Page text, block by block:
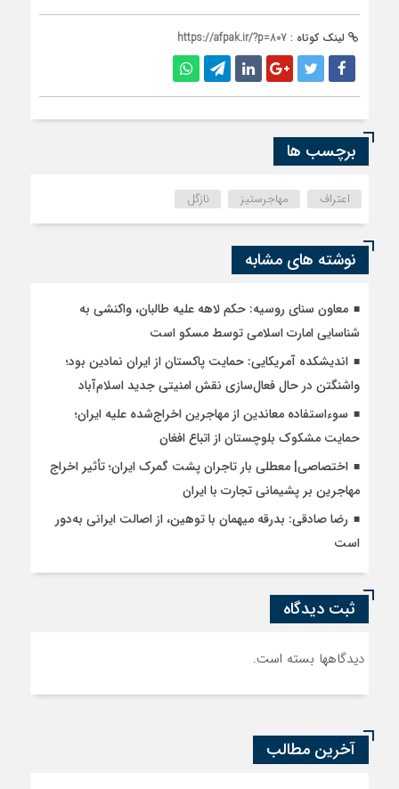
لینک کوتاه : https://afpak.ir/?p=807
برچسب ها
اعتراف مهاجرستیز نازگل
نوشته های مشابه
معاون سنای روسیه: حکم لاهه علیه طالبان، واکنشی به
شناسایی امارت اسلامی توسط مسکو است
اندیشکده آمریکایی: حمایت پاکستان از ایران نمادین بود؛
واشنگتن در حال فعال‌سازی نقش امنیتی جدید اسلام‌آباد
سوءاستفاده معاندین از مهاجرین اخراج‌شده علیه ایران؛
حمایت مشکوک بلوچستان از اتباع افغان
اختصاصی| معطلی بار تاجران پشت گمرک ایران؛ تأثیر اخراج
مهاجرین بر پشیمانی تجارت با ایران
رضا صادقی: بدرقه میهمان با توهین، از اصالت ایرانی به‌دور
است
ثبت دیدگاه
دیدگاهها بسته است.
آخرین مطالب